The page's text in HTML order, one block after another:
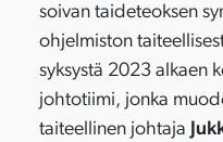
soivan taideteoksen
ohjelmiston
syksystä 2023 alkaen
johtotiimi, jonka
taiteellinen johtaja